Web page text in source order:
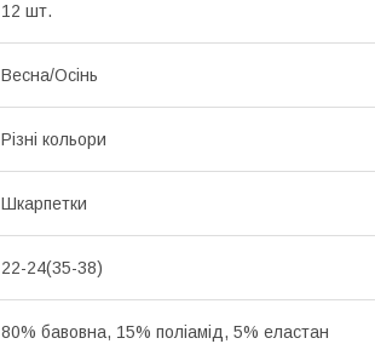
12 шт.
Весна/Осінь
Різні кольори
Шкарпетки
22-24(35-38)
80% бавовна, 15% поліамід, 5% еластан